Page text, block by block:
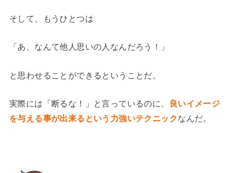
そして、もうひとつは
「あ、なんて他人思いの人なんだろう！」
と思わせることができるということだ。
実際には「断るな！」と言っているのに、
良いイメージ
を与える事が出来るという力強いテクニックなんだ。